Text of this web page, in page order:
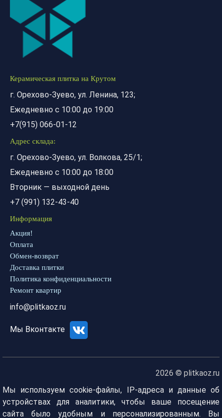
Керамическая плитка на Крутом
г. Орехово-Зуево, ул. Ленина, 123;
Ежедневно с 10:00 до 19:00
+7(915) 066-01-12
Адрес склада:
г. Орехово-Зуево, ул. Волкова, 25/1;
Ежедневно с 10:00 до 18:00
Вторник — выходной день
+7 (991) 132-43-40
Информация
Акция!
Оплата
Обмен-возврат
Доставка плитки
Политика конфиденциальности
Ремонт квартир
info@plitkaoz.ru
Мы Вконтакте
2026 © plitkaoz.ru
Мы используем cookie-файлы, IP-адреса и данные об
устройствах для аналитики, чтобы ваше посещение
сайта было удобным и персонализированным. Вы